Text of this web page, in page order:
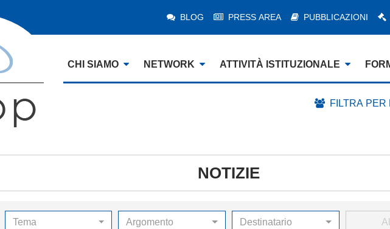
BLOG PRESS AREA PUBBLICAZIONI
CHI SIAMO NETWORK ATTIVITÀ ISTITUZIONALE
FILTRA PER
NOTIZIE
Tema Argomento Destinatario